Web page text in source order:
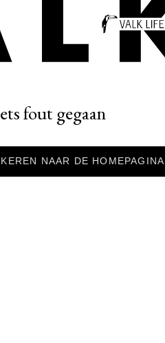
fout gegaan
NAAR DE HOMEPAGINA